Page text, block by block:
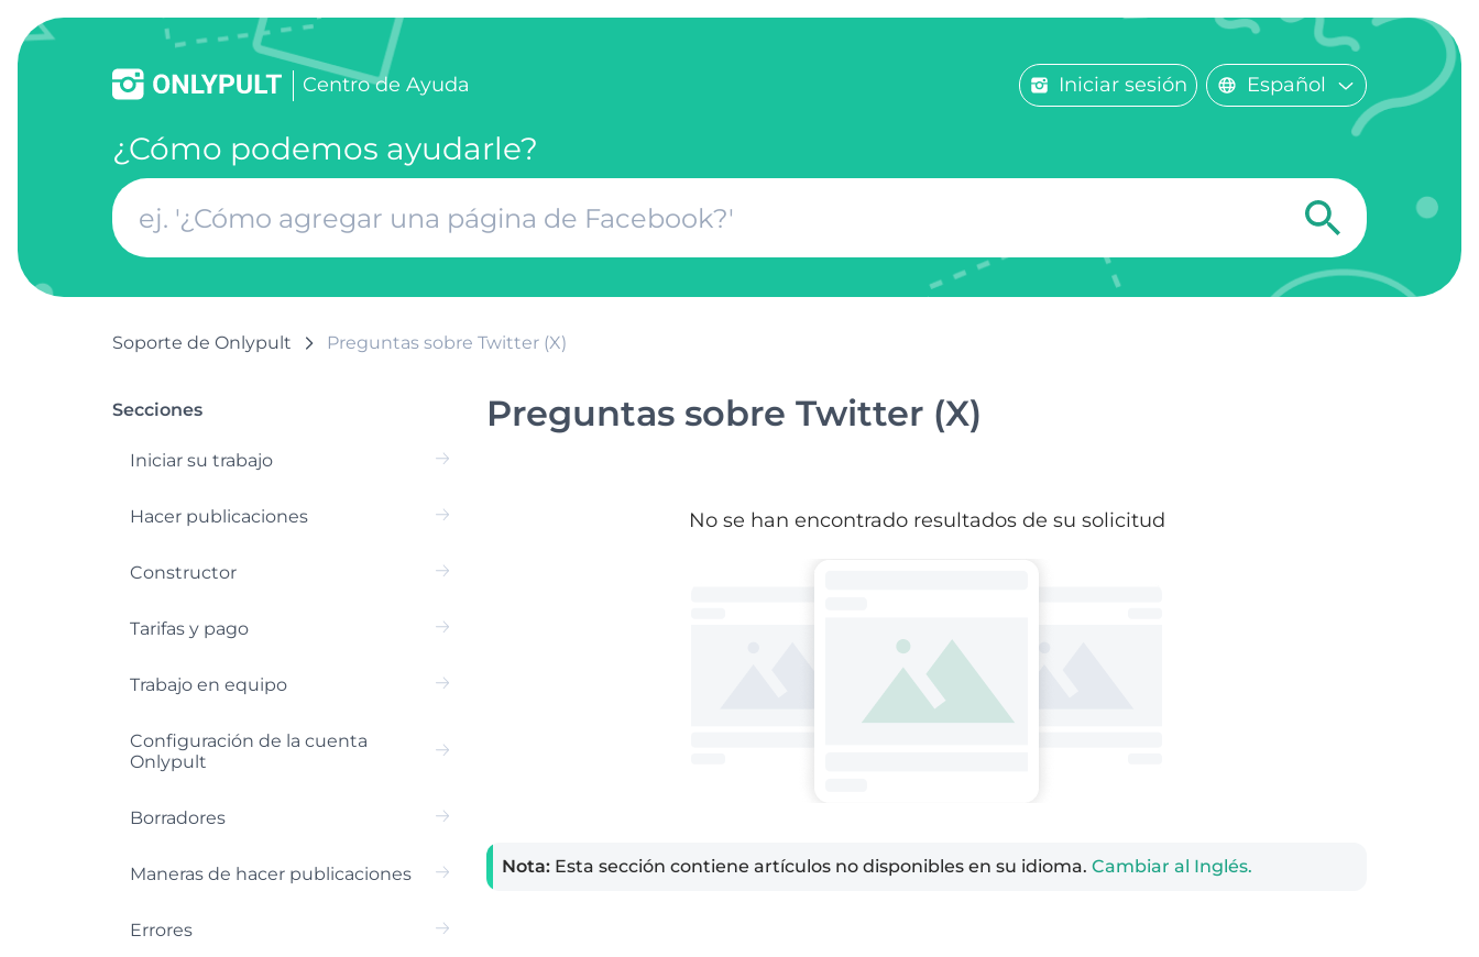
Centro de Ayuda Iniciar sesión Español
¿Cómo podemos ayudarle?
Soporte de Onlypult Preguntas sobre Twitter (X)
Secciones
Iniciar su trabajo
Hacer publicaciones
Constructor
Tarifas y pago
Trabajo en equipo
Configuración de la cuenta
Onlypult
Borradores
Maneras de hacer publicaciones
Errores
Preguntas sobre Twitter (X)
No se han encontrado resultados de su solicitud
Nota: Esta sección contiene artículos no disponibles en su idioma. Cambiar al Inglés.